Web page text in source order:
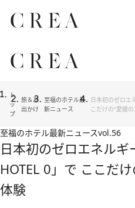
ト
ッ
プ
旅＆お
出かけ
至福のホテル最
新ニュース
日本初のゼロエ
こだけの“愛媛
至福のホテル最新ニュースvol.56
日本初のゼロエネル
HOTEL 0」で ここだ
体験